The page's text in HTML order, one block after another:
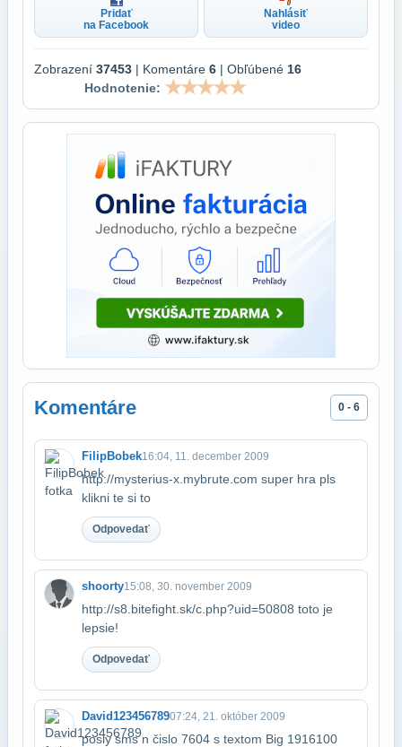
Pridať
na Facebook
Nahlásiť
video
Zobrazení 37453 | Komentáre 6 | Obľúbené 16
Hodnotenie:
Komentáre 0 - 6
FilipBobek16:04, 11. december 2009
http://mysterius-x.mybrute.com super hra pls
klikni te si to
Odpovedať
shoorty15:08, 30. november 2009
http://s8.bitefight.sk/c.php?uid=50808 toto je
lepsie!
Odpovedať
David12345678907:24, 21. október 2009
posly sms n čislo 7604 s textom Big 1916100